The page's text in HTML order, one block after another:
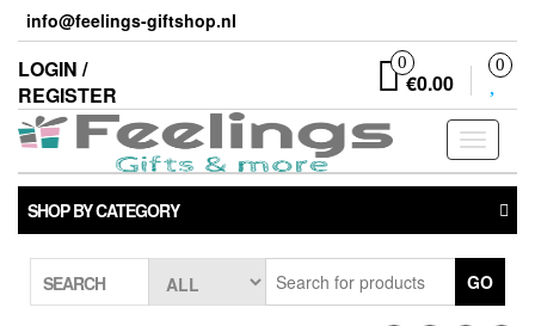
Skip
the
content
info@feelings-giftshop.nl
LOGIN /
REGISTER
0
€0.00
0
Toggle
SHOP BY CATEGORY
SEARCH GO